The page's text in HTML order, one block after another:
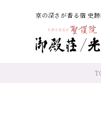
京の深さが香る宿 史